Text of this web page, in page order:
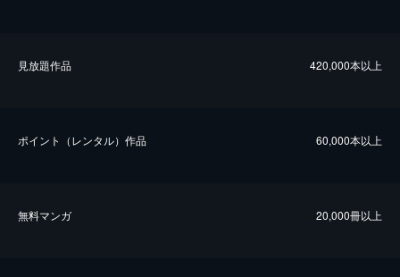
⾒放題作品 420,000本以上
ポイント（レンタル）作品 60,000本以上
無料マンガ 20,000冊以上